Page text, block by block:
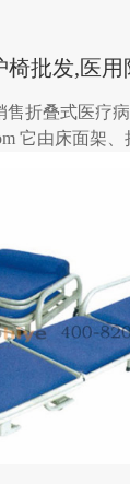
椅批发,医用
售折叠式医疗
它由床面架
组成。使用时
将可调节活动